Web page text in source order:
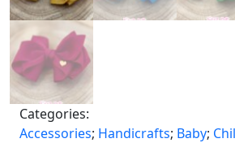
Categories:
Accessories; Handicrafts; Baby;